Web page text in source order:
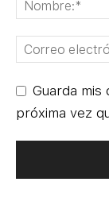
Guarda
próxima vez